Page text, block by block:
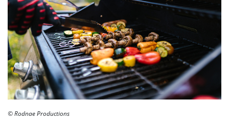
© Rodnae Productions